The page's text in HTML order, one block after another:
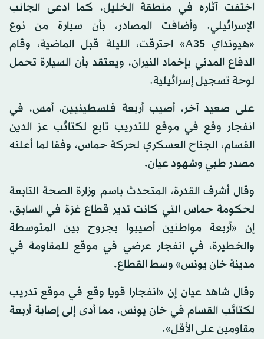
اختفت آثاره في منطقة الخليل، كما ادعى الجانب
الإسرائيلي. وأضافت المصادر، بأن سيارة من نوع
«هيونداي A35» احترقت، الليلة قبل الماضية، وقام
الدفاع المدني بإخماد النيران، ويعتقد بأن السيارة تحمل
لوحة تسجيل إسرائيلية.
على صعيد آخر، أصيب أربعة فلسطينيين، أمس، في
انفجار وقع في موقع للتدريب تابع لكتائب عز الدين
القسام، الجناح العسكري لحركة حماس، وفقا لما أعلنه
مصدر طبي وشهود عيان.
وقال أشرف القدرة، المتحدث باسم وزارة الصحة التابعة
لحكومة حماس التي كانت تدير قطاع غزة في السابق،
إن «أربعة مواطنين أصيبوا بجروح بين المتوسطة
والخطيرة، في انفجار عرضي في موقع للمقاومة في
مدينة خان يونس» وسط القطاع.
وقال شاهد عيان إن «انفجارا قويا وقع في موقع تدريب
لكتائب القسام في خان يونس، مما أدى إلى إصابة أربعة
مقاومين على الأقل».